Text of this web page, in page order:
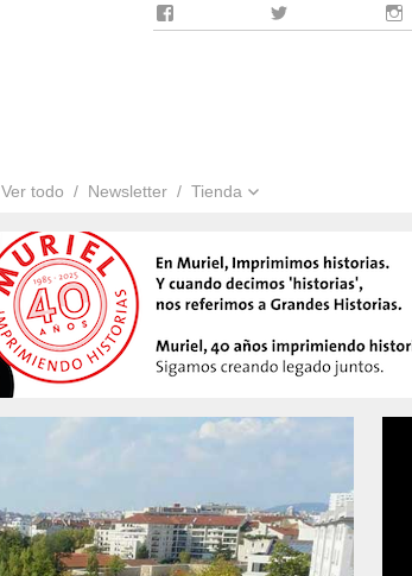
Ver todo Newsletter Tienda